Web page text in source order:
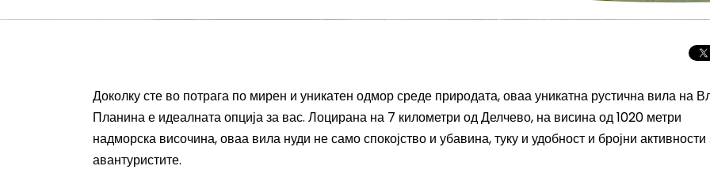
Доколку сте во потрага по мирен и уникатен одмор среде природата,оваа уникатна рустична вила на
Планина е идеалнатаопцијаза вас. Лоцирана на 7 километри од Делчево, на висина од 1020 метри
надморска височина, оваа вила нуди не само спокојство и убавина, туку и удобност и бројни активности
авантуристите.